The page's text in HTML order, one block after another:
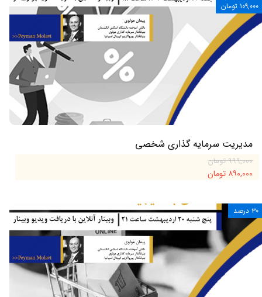
مدیریت سرمایه گذاری شخصی
۹۹۹,۰۰۰ تومان
۸۹۰,۰۰۰ تومان
۱۰۹,۰۰۰ تومان
۳۰ درصد